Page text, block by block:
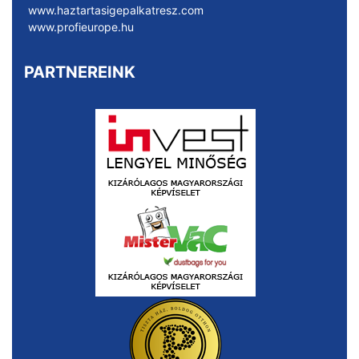
www.haztartasigepalkatresz.com
www.profieurope.hu
PARTNEREINK